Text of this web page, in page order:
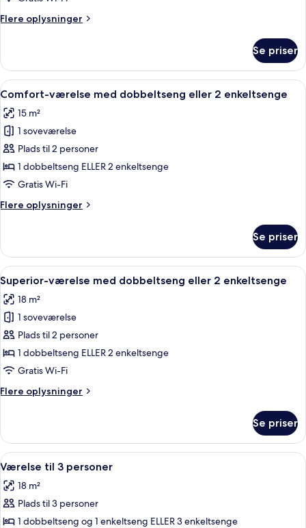
eller
-
balkon
Flere oplysninger
Flere
med
dobbeltseng
eller
enkeltsenge
balkon
Se priser
Indlæs
alle
billeder
af
Comfort-
værelse
med
eller
Et hotelværelse med to senge, et
5
Comfort-værelse med dobbeltseng eller 2 enkeltsenge
15 m²
1 soveværelse
Plads til 2 personer
1 dobbeltseng ELLER 2 enkeltsenge
Gratis Wi-Fi
Flere oplysninger
Flere
værelse
med
dobbeltseng
eller
2
enkeltsenge
Se priser
Indlæs
alle
billeder
af
Superior-
værelse
med
eller
Et hotelværelse med seng,
7
Superior-værelse med dobbeltseng eller 2 enkeltsenge
18 m²
1 soveværelse
Plads til 2 personer
1 dobbeltseng ELLER 2 enkeltsenge
Gratis Wi-Fi
Flere oplysninger
Flere
værelse
med
dobbeltseng
2
enkeltsenge
Se priser
Indlæs
alle
billeder
af
Værelse
Et hotelværelse med en seng,
4
Værelse til 3 personer
18 m²
Plads til 3 personer
1 dobbeltseng og 1 enkeltseng ELLER 3 enkeltsenge